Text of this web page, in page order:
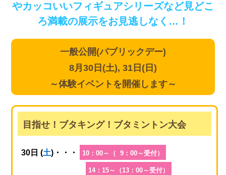
やカッコいいフィギュアシリーズなど見どこ
ろ満載の展示をお見逃しなく…！
一般公開(パブリックデー)
8月30日(土), 31日(日)
～体験イベントを開催します～
目指せ！ブタキング！ブタミントン大会
30日 (土)・・・ 10：00～（ 9：00～受付）
14：15～（13：00～受付）